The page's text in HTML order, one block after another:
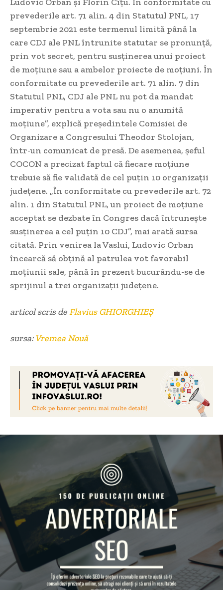
prevederile art. 71 alin. 4 din Statutul PNL, 17
septembrie 2021 este termenul limită până la
care CDJ ale PNL întrunite statutar se pronunță,
prin vot secret, pentru susținerea unui proiect
de moțiune sau a ambelor proiecte de moțiuni. În
conformitate cu prevederile art. 71 alin. 7 din
Statutul PNL, CDJ ale PNL nu pot da mandat
imperativ pentru a vota sau nu o anumită
moțiune”, explică președintele Comisiei de
Organizare a Congresului Theodor Stolojan,
într-un comunicat de presă. De asemenea, șeful
COCON a precizat faptul că fiecare moțiune
trebuie să fie validată de cel puțin 10 organizații
județene. „În conformitate cu prevederile art. 72
alin. 1 din Statutul PNL, un proiect de moțiune
acceptat se dezbate în Congres dacă întrunește
susținerea a cel puțin 10 CDJ”, mai arată sursa
citată. Prin venirea la Vaslui, Ludovic Orban
încearcă să obțină al patrulea vot favorabil
moțiunii sale, până în prezent bucurându-se de
sprijinul a trei organizații județene.
articol scris deFlavius GHIORGHIEȘ
sursa:Vremea Nouă